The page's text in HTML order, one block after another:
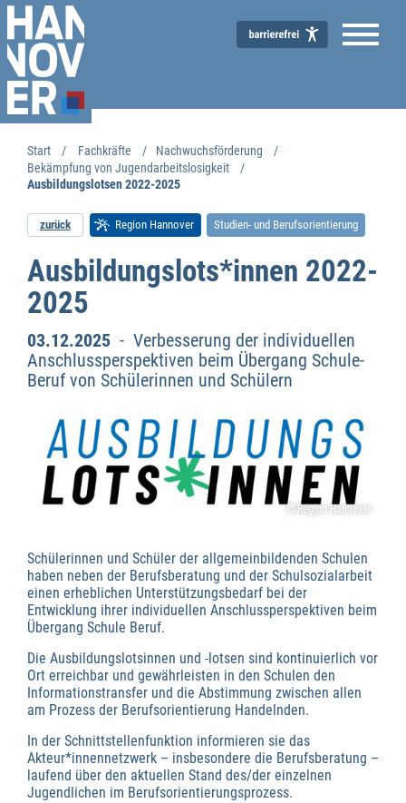
Wirtschaftsförderung
Start Fachkräfte
Nachwuchsförderung
Bekämpfung von Jugendarbeitslosigkeit
Ausbildungslotsen 2022-2025
zurück Region Hannover Studien- und Berufsorientierung
Ausbildungslots*innen 2022-
2025
03.12.2025 - Verbesserung der individuellen
Anschlussperspektiven beim Übergang Schule-
Beruf von Schülerinnen und Schülern
© Region Hannover
Schülerinnen und Schüler der allgemeinbildenden Schulen
haben neben der Berufsberatung und der Schulsozialarbeit
einen erheblichen Unterstützungsbedarf bei der
Entwicklung ihrer individuellen Anschlussperspektiven beim
Übergang Schule ­Beruf.
Die Ausbildungslotsinnen und -lotsen sind kontinuierlich vor
Ort erreichbar und gewährleisten in den Schulen den
Informationstransfer und die Abstimmung zwischen allen
am Prozess der Berufsorientierung Handelnden.
In der Schnittstellenfunktion informieren sie das
Akteur*innennetzwerk – insbesondere die Berufsberatung –
laufend über den aktuellen Stand des/der einzelnen
Jugendlichen im Berufsorientierungsprozess.